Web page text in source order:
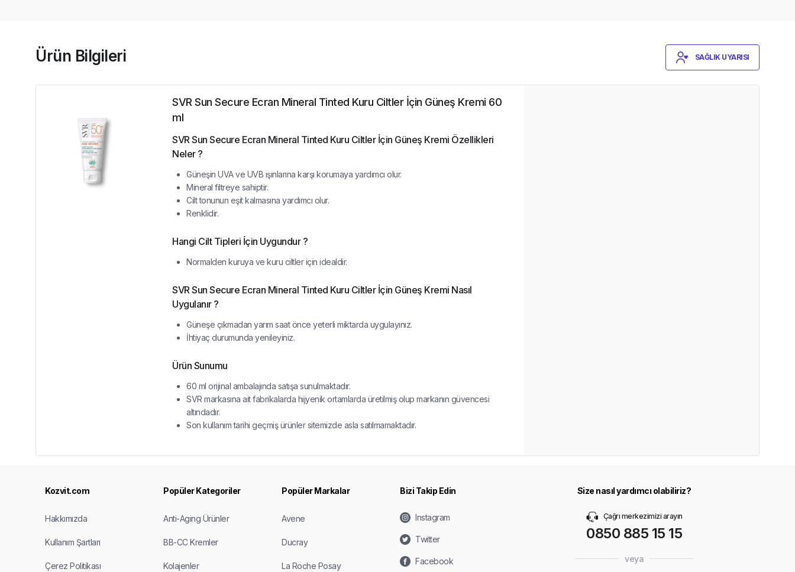
Ürün Bilgileri SAĞLIK UYARISI
SVR Sun Secure Ecran Mineral Tinted Kuru Ciltler İçin Güneş Kremi 60
ml
SVR Sun Secure Ecran Mineral Tinted Kuru Ciltler İçin Güneş Kremi Özellikleri
Neler ?
Güneşin UVA ve UVB ışınlarına karşı korumaya yardımcı olur.
Mineral filtreye sahiptir.
Cilt tonunun eşit kalmasına yardımcı olur.
Renklidir.
Hangi Cilt Tipleri İçin Uygundur ?
Normalden kuruya ve kuru ciltler için idealdir.
SVR Sun Secure Ecran Mineral Tinted Kuru Ciltler İçin Güneş Kremi Nasıl
Uygulanır ?
Güneşe çıkmadan yarım saat önce yeterli miktarda uygulayınız.
İhtiyaç durumunda yenileyiniz.
Ürün Sunumu
60 ml orijinal ambalajında satışa sunulmaktadır.
SVR markasına ait fabrikalarda hijyenik ortamlarda üretilmiş olup markanın güvencesi
altındadır.
Son kullanım tarihi geçmiş ürünler sitemizde asla satılmamaktadır.
Kozvit.com
Hakkımızda
Kullanım Şartları
Çerez Politikası
Popüler Kategoriler
Anti-Aging Ürünler
BB-CC Kremler
Kolajenler
Popüler Markalar
Avene
Ducray
La Roche Posay
Bizi Takip Edin
Instagram
Twitter
Facebook
Size nasıl yardımcı olabiliriz?
Çağrı merkezimizi arayın
0850 885 15 15
veya